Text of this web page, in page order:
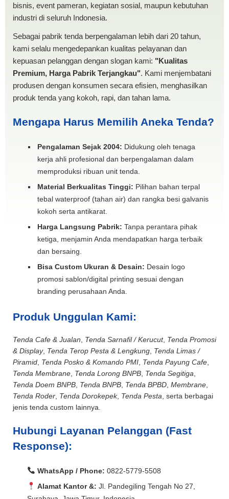
bisnis, event pameran, kegiatan sosial, maupun kebutuhan
industri di seluruh Indonesia.
Sebagai pabrik tenda berpengalaman lebih dari 20 tahun,
kami selalu mengedepankan kualitas pelayanan dan
kepuasan pelanggan dengan slogan kami: "Kualitas
Premium, Harga Pabrik Terjangkau". Kami menjembatani
produsen dengan konsumen secara efisien, menghasilkan
produk tenda yang kokoh, rapi, dan tahan lama.
Mengapa Harus Memilih Aneka Tenda?
Pengalaman Sejak 2004: Didukung oleh tenaga
kerja ahli profesional dan berpengalaman dalam
memproduksi ribuan unit tenda.
Material Berkualitas Tinggi: Pilihan bahan terpal
tebal waterproof (tahan air) dan rangka besi galvanis
kokoh serta antikarat.
Harga Langsung Pabrik: Tanpa perantara pihak
ketiga, menjamin Anda mendapatkan harga terbaik
dan bersaing.
Bisa Custom Ukuran & Desain: Desain logo
promosi sablon/digital printing sesuai dengan
branding perusahaan Anda.
Produk Unggulan Kami:
Tenda Cafe & Jualan Tenda Sarnafil / Kerucut, Tenda Promosi
& Display, Tenda Terop Pesta & Lengkung Tenda Limas /
Piramid Tenda Posko & Komando PMI Tenda Payung Cafe
Tenda Membrane Tenda Lorong BNPB Tenda Segitiga
Tenda Doem BNPB Tenda BNPB Tenda BPBD Membrane
Tenda Roder Tenda Dorokepek, Tenda Pesta , serta berbagai
jenis tenda custom lainnya.
Hubungi Layanan Pelanggan (Fast
Response):
WhatsApp / Phone: 0822-5779-5508
Alamat Kantor &: Jl. Pandegiling Tengah No 27,